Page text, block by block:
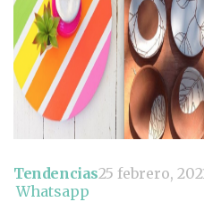
Tendencias25 febrero,
Whatsapp